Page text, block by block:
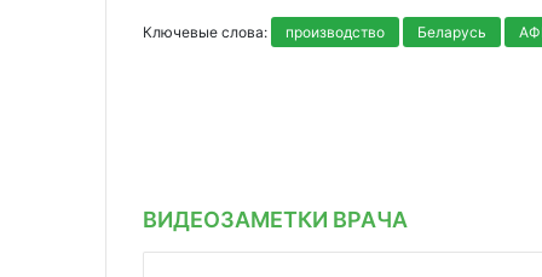
Ключевые слова: производство Беларусь
ВИДЕОЗАМЕТКИ ВРАЧА